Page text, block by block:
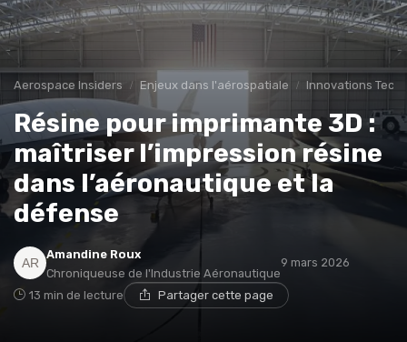
Aerospace Insiders Enjeux dans l'aérospatiale Innovations
Résine pour imprimante 3D :
maîtriser l’impression résine
dans l’aéronautique et la
défense
Amandine Roux
Chroniqueuse de l'Industrie Aéronautique
9 mars 2026
13 min de lecture Partager cette page